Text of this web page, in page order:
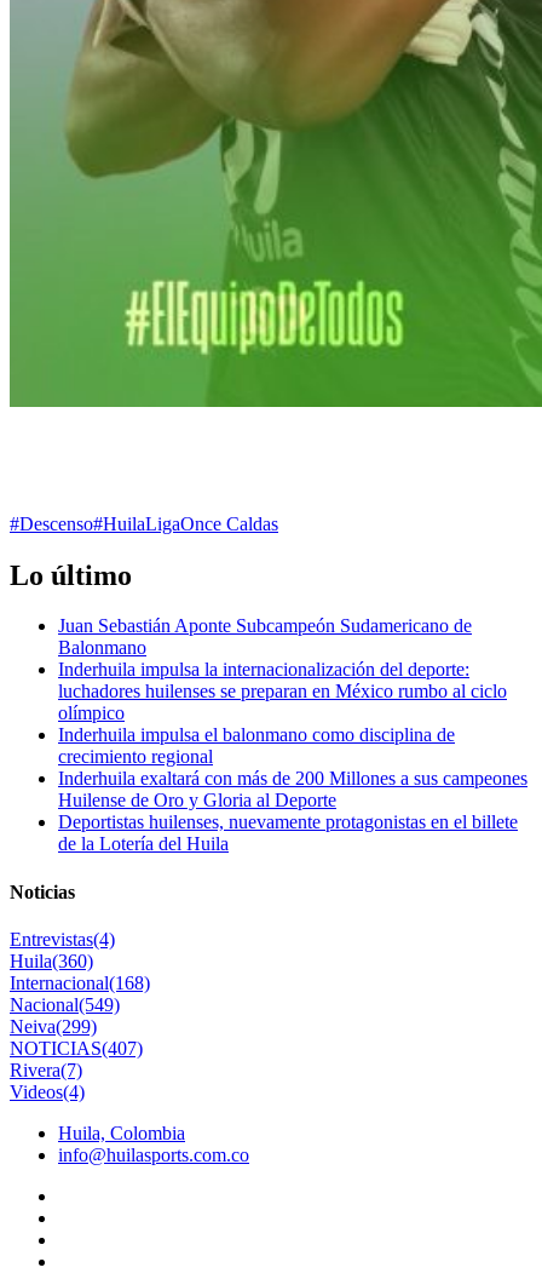
#Descenso#HuilaLigaOnce Caldas
Lo último
Juan Sebastián Aponte Subcampeón Sudamericano de
Balonmano
Inderhuila impulsa la internacionalización del deporte:
luchadores huilenses se preparan en México rumbo al ciclo
olímpico
Inderhuila impulsa el balonmano como disciplina de
crecimiento regional
Inderhuila exaltará con más de 200 Millones a sus campeones
Huilense de Oro y Gloria al Deporte
Deportistas huilenses, nuevamente protagonistas en el billete
de la Lotería del Huila
Noticias
Entrevistas(4)
Huila(360)
Internacional(168)
Nacional(549)
Neiva(299)
NOTICIAS(407)
Rivera(7)
Videos(4)
Huila, Colombia
info@huilasports.com.co